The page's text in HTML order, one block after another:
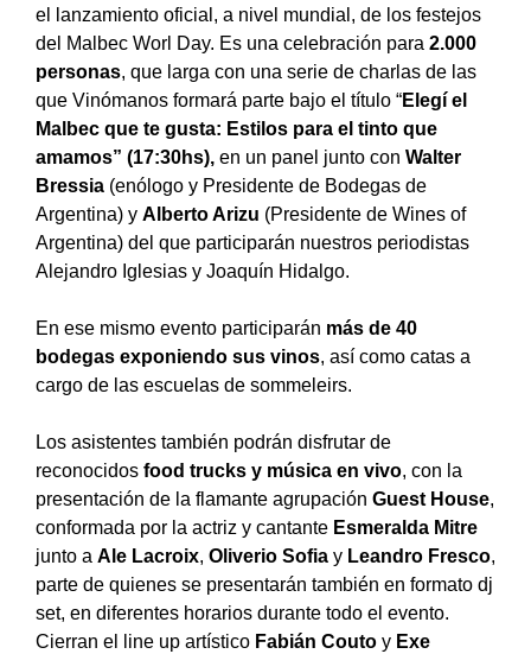
el lanzamiento oficial, a nivel mundial, de los festejos
del Malbec Worl Day. Es una celebración para 2.000
personas, que larga con una serie de charlas de las
que Vinómanos formará parte bajo el título “Elegí el
Malbec que te gusta: Estilos para el tinto que
amamos” (17:30hs), en un panel junto con Walter
Bressia (enólogo y Presidente de Bodegas de
Argentina) y Alberto Arizu (Presidente de Wines of
Argentina) del que participarán nuestros periodistas
Alejandro Iglesias y Joaquín Hidalgo.
En ese mismo evento participarán más de 40
bodegas exponiendo sus vinos, así como catas a
cargo de las escuelas de sommeleirs.
Los asistentes también podrán disfrutar de
reconocidos food trucks y música en vivo, con la
presentación de la flamante agrupación Guest House,
conformada por la actriz y cantante Esmeralda Mitre
junto a Ale Lacroix, Oliverio Sofia y Leandro Fresco,
parte de quienes se presentarán también en formato dj
set, en diferentes horarios durante todo el evento.
Cierran el line up artístico Fabián Couto y Exe